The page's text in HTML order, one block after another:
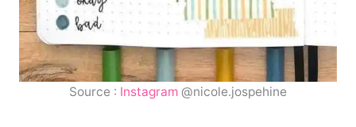
Source : Instagram @nicole.jospehine